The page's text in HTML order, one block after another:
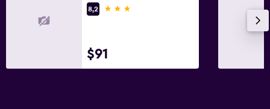
8,2
3 estrellas
$91